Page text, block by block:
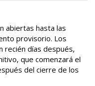
abiertas hasta las
provisorio. Los
recién días después,
que comenzará el
del cierre de los